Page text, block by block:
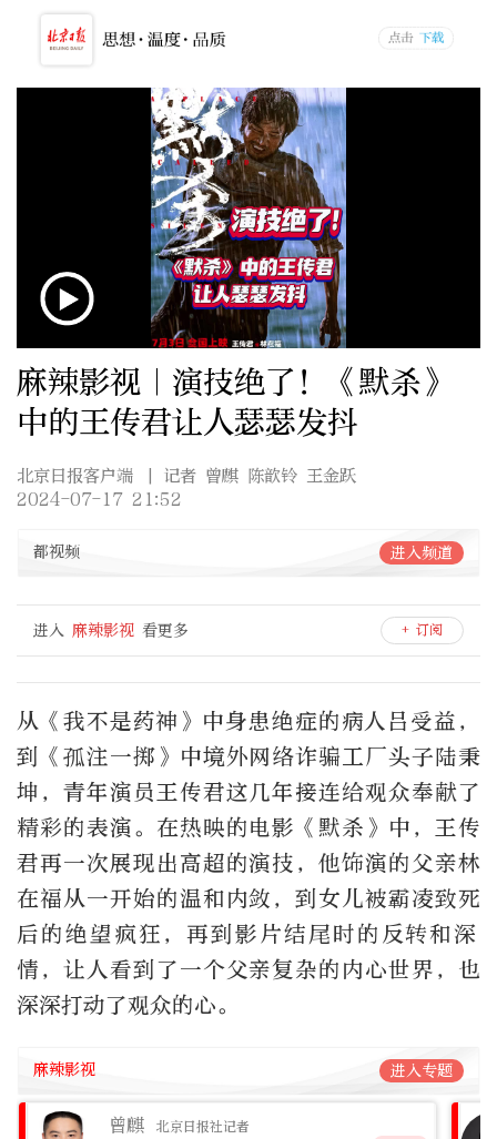
麻辣影视｜演技绝了！《默杀》
中的王传君让人瑟瑟发抖
北京日报客户端
| 记者 曾麒 陈歆铃 王金跃
2024-07-17 21:52
都视频 进入频道
进入 麻辣影视 看更多 + 订阅
从《我不是药神》中身患绝症的病人吕受益，
到《孤注一掷》中境外网络诈骗工厂头子陆秉
坤，青年演员王传君这几年接连给观众奉献了
精彩的表演。在热映的电影《默杀》中，王传
君再一次展现出高超的演技，他饰演的父亲林
在福从一开始的温和内敛，到女儿被霸凌致死
后的绝望疯狂，再到影片结尾时的反转和深
情，让人看到了一个父亲复杂的内心世界，也
深深打动了观众的心。
麻辣影视 进入专题
曾麒 北京日报社记者